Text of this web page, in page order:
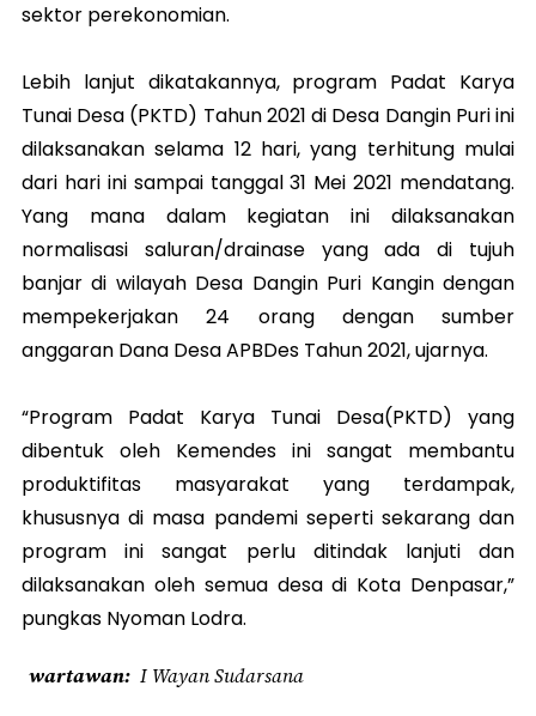
sektor perekonomian.
Lebih lanjut dikatakannya, program Padat Karya
Tunai Desa (PKTD) Tahun 2021 di Desa Dangin Puri ini
dilaksanakan selama 12 hari, yang terhitung mulai
dari hari ini sampai tanggal 31 Mei 2021 mendatang.
Yang mana dalam kegiatan ini dilaksanakan
normalisasi saluran/drainase yang ada di tujuh
banjar di wilayah Desa Dangin Puri Kangin dengan
mempekerjakan 24 orang dengan sumber
anggaran Dana Desa APBDes Tahun 2021, ujarnya.
“Program Padat Karya Tunai Desa(PKTD) yang
dibentuk oleh Kemendes ini sangat membantu
produktifitas masyarakat yang terdampak,
khususnya di masa pandemi seperti sekarang dan
program ini sangat perlu ditindak lanjuti dan
dilaksanakan oleh semua desa di Kota Denpasar,”
pungkas Nyoman Lodra.
wartawan I Wayan Sudarsana